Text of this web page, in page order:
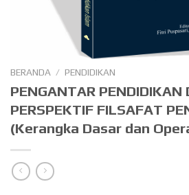
BERANDA / PENDIDIKAN
PENGANTAR PENDIDIKAN
PERSPEKTIF FILSAFAT
(Kerangka Dasar dan